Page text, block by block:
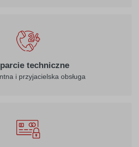
techniczne
i przyjacielska obsługa